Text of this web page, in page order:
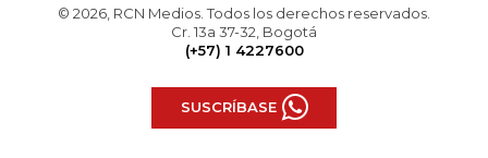
© 2026, RCN Medios. Todos los derechos reservados.
Cr. 13a 37-32, Bogotá
(+57) 1 4227600
SUSCRÍBASE